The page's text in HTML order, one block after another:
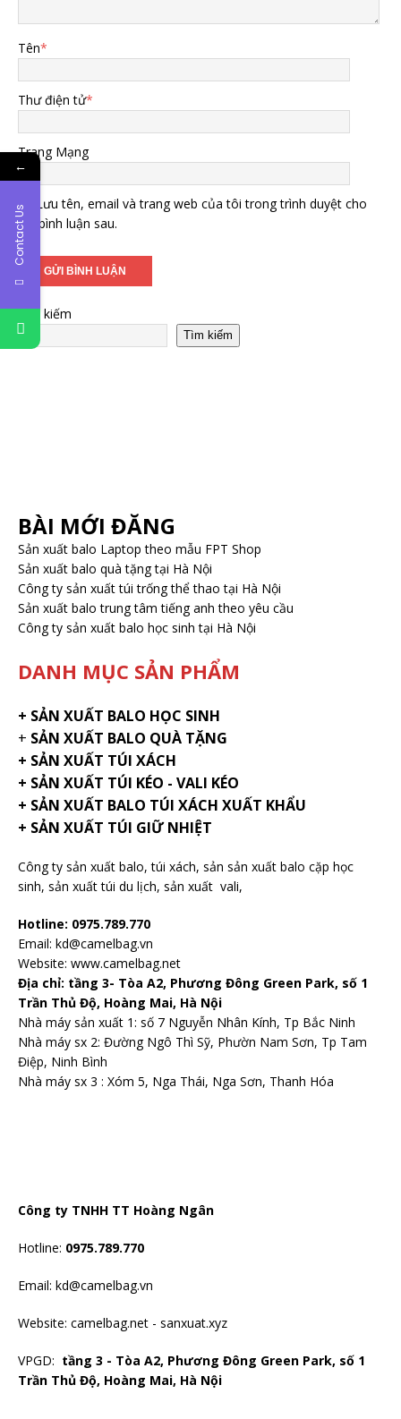
Tên*
Thư điện tử*
Trang Mạng
Lưu tên, email và trang web của tôi trong trình duyệt cho
lần bình luận sau.
Tìm kiếm
Tìm kiếm
BÀI MỚI ĐĂNG
Sản xuất balo Laptop theo mẫu FPT Shop
Sản xuất balo quà tặng tại Hà Nội
Công ty sản xuất túi trống thể thao tại Hà Nội
Sản xuất balo trung tâm tiếng anh theo yêu cầu
Công ty sản xuất balo học sinh tại Hà Nội
DANH MỤC SẢN PHẨM
+ SẢN XUẤT BALO HỌC SINH
+ SẢN XUẤT BALO QUÀ TẶNG
+ SẢN XUẤT TÚI XÁCH
+ SẢN XUẤT TÚI KÉO - VALI KÉO
+ SẢN XUẤT BALO TÚI XÁCH XUẤT KHẨU
+ SẢN XUẤT TÚI GIỮ NHIỆT
Công ty sản xuất balo, túi xách, sản sản xuất balo cặp học
sinh, sản xuất túi du lịch, sản xuất vali,
Hotline: 0975.789.770
Email: kd@camelbag.vn
Website: www.camelbag.net
Địa chỉ: tầng 3- Tòa A2, Phương Đông Green Park, số 1
Trần Thủ Độ, Hoàng Mai, Hà Nội
Nhà máy sản xuất 1: số 7 Nguyễn Nhân Kính, Tp Bắc Ninh
Nhà máy sx 2: Đường Ngô Thì Sỹ, Phườn Nam Sơn, Tp Tam
Điệp, Ninh Bình
Nhà máy sx 3 : Xóm 5, Nga Thái, Nga Sơn, Thanh Hóa
Công ty TNHH TT Hoàng Ngân
Hotline: 0975.789.770
Email: kd@camelbag.vn
Website: camelbag.net - sanxuat.xyz
VPGD: tầng 3 - Tòa A2, Phương Đông Green Park, số 1
Trần Thủ Độ, Hoàng Mai, Hà Nội
←
Contact Us